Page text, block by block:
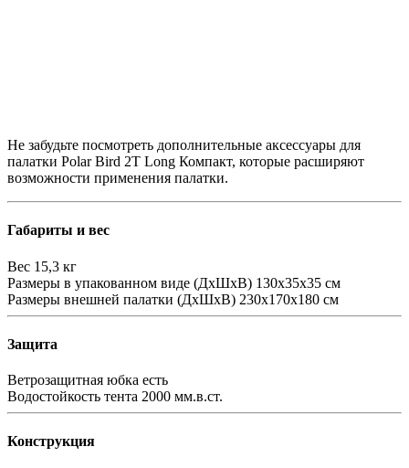
Не забудьте посмотреть дополнительные аксессуары для
палатки Polar Bird 2T Long Компакт, которые расширяют
возможности применения палатки.
Габариты и вес
Вес 15,3 кг
Размеры в упакованном виде (ДхШхВ) 130х35х35 см
Размеры внешней палатки (ДхШхВ) 230х170х180 см
Защита
Ветрозащитная юбка есть
Водостойкость тента 2000 мм.в.ст.
Конструкция